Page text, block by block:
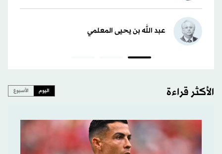
عبد الله بن يحيى المعلمي
الأكثر قراءة اليوم الأسبوع